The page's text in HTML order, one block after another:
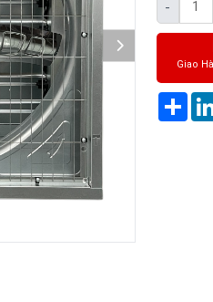
-
Giao